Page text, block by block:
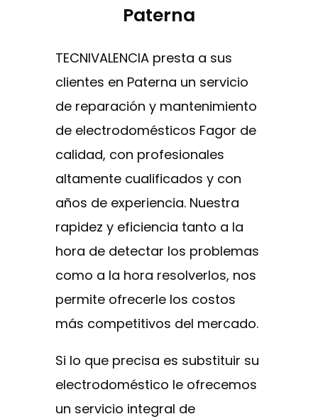
Paterna
TECNIVALENCIA presta a sus
clientes en Paterna un servicio
de reparación y mantenimiento
de electrodomésticos Fagor de
calidad, con profesionales
altamente cualificados y con
años de experiencia. Nuestra
rapidez y eficiencia tanto a la
hora de detectar los problemas
como a la hora resolverlos, nos
permite ofrecerle los costos
más competitivos del mercado.
Si lo que precisa es substituir su
electrodoméstico le ofrecemos
un servicio integral de